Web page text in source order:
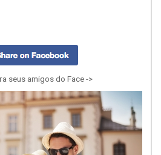
seus amigos do Face ->